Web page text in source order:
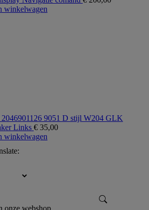
winkelwagen
2046901126 9051 D stijl W204 GLK
Links € 35,00
winkelwagen
onze webshop